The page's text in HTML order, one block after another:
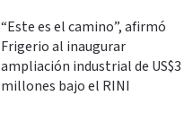
“Este es el camino”, afirmó
Frigerio al inaugurar
ampliación industrial de US$3
millones bajo el RINI